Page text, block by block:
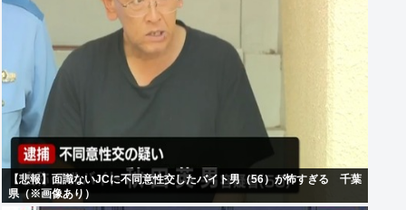
【悲報】面識ないJCに不同意性交したバイト男（56）が怖すぎる 千葉
県（※画像あり）